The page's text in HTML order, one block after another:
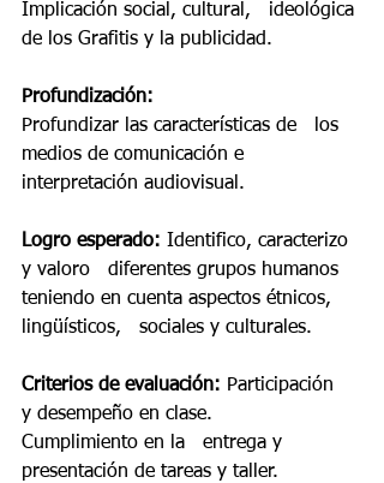
Implicación social, cultural,   ideológica
de los Grafitis y la publicidad.
Profundización:
Profundizar las características de   los
medios de comunicación e
interpretación audiovisual.
Logro esperado: Identifico, caracterizo
y valoro   diferentes grupos humanos
teniendo en cuenta aspectos étnicos,
lingüísticos,   sociales y culturales.
Criterios de evaluación: Participación
y desempeño en clase.
Cumplimiento en la   entrega y
presentación de tareas y taller.